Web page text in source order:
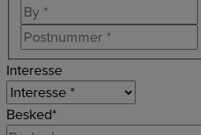
Interesse
Besked*